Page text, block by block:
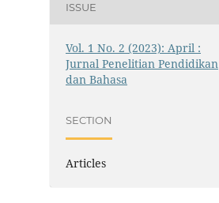
ISSUE
Vol. 1 No. 2 (2023): April :
Jurnal Penelitian Pendidikan
dan Bahasa
SECTION
Articles